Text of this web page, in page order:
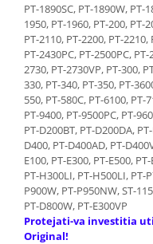
PT-1890SC, PT-1890W, PT-
1950, PT-1960, PT-200, PT-
PT-2110, PT-2200, PT-
PT-2430PC, PT-2500PC,
2730, PT-2730VP, PT-300,
330, PT-340, PT-350, PT-
550, PT-580C, PT-6100, PT-
PT-9400, PT-9500PC, PT-
PT-D200BT, PT-D200DA,
D400, PT-D400AD, PT-
E100, PT-E300, PT-E500,
PT-H300LI, PT-H500LI, PT-
P900W, PT-P950NW, ST-
PT-D800W, PT-E300VP
Protejati-va investitia
Original!